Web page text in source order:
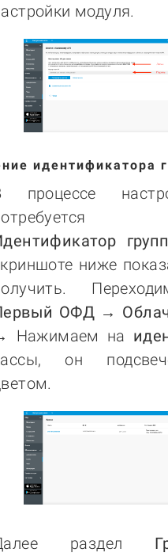
модуля.
идентификатора
процессе
ниже
ОФД →
Нажимаем на
он
раздел